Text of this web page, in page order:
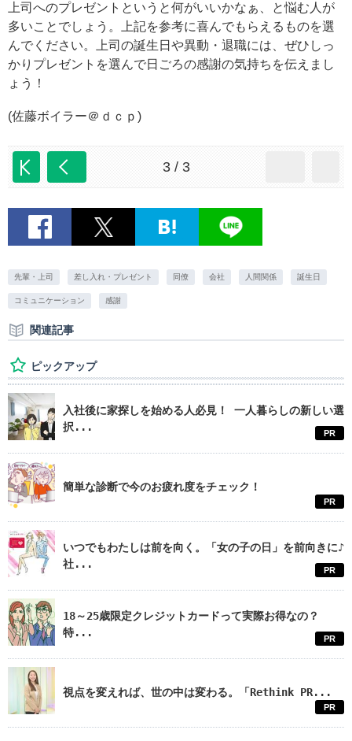
上司へのプレゼントというと何がいいかなぁ、と悩む人が
多いことでしょう。上記を参考に喜んでもらえるものを選
んでください。上司の誕生日や異動・退職には、ぜひしっ
かりプレゼントを選んで日ごろの感謝の気持ちを伝えまし
ょう！
(佐藤ボイラー＠ｄｃｐ)
3 / 3
先輩・上司 差し入れ・プレゼント 同僚 会社 人間関係 誕生日
コミュニケーション 感謝
関連記事
ピックアップ
入社後に家探しを始める人必見！ 一人暮らしの新しい選
択...
PR
簡単な診断で今のお疲れ度をチェック！
PR
いつでもわたしは前を向く。「女の子の日」を前向きに♪
社...
PR
18～25歳限定クレジットカードって実際お得なの？
特...
PR
視点を変えれば、世の中は変わる。「Rethink PR...
PR